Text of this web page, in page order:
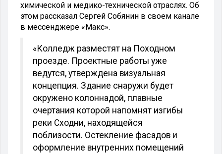
химической и медико-технической отраслях. Об
этом рассказал Сергей Собянин в своем канале
в мессенджере «Макс».
«Колледж разместят на Походном
проезде. Проектные работы уже
ведутся, утверждена визуальная
концепция. Здание снаружи будет
окружено колоннадой, плавные
очертания которой напомнят изгибы
реки Сходни, находящейся
поблизости. Остекление фасадов и
оформление внутренних помещений